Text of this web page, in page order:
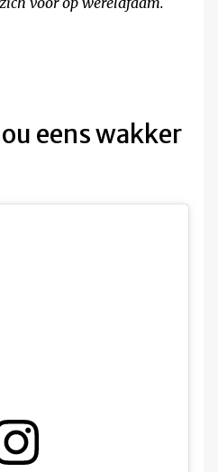
eens wakker